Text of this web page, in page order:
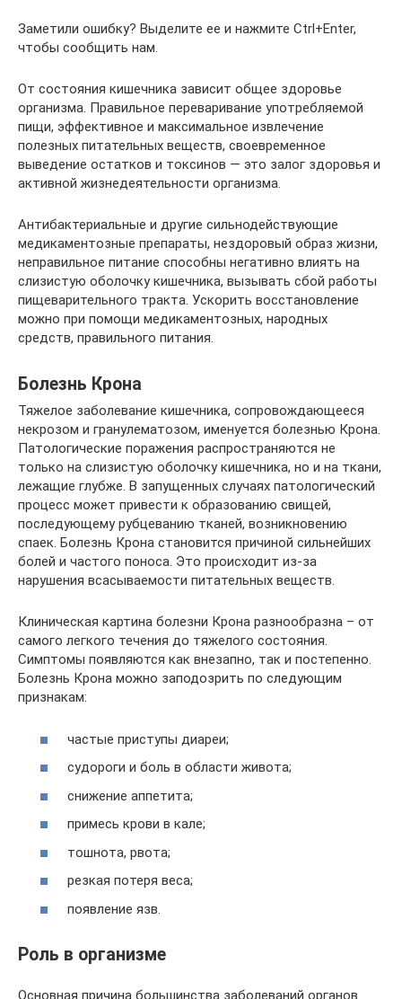
Заметили ошибку? Выделите ее и нажмите Ctrl+Enter,
чтобы сообщить нам.
От состояния кишечника зависит общее здоровье
организма. Правильное переваривание употребляемой
пищи, эффективное и максимальное извлечение
полезных питательных веществ, своевременное
выведение остатков и токсинов — это залог здоровья и
активной жизнедеятельности организма.
Антибактериальные и другие сильнодействующие
медикаментозные препараты, нездоровый образ жизни,
неправильное питание способны негативно влиять на
слизистую оболочку кишечника, вызывать сбой работы
пищеварительного тракта. Ускорить восстановление
можно при помощи медикаментозных, народных
средств, правильного питания.
Болезнь Крона
Тяжелое заболевание кишечника, сопровождающееся
некрозом и гранулематозом, именуется болезнью Крона.
Патологические поражения распространяются не
только на слизистую оболочку кишечника, но и на ткани,
лежащие глубже. В запущенных случаях патологический
процесс может привести к образованию свищей,
последующему рубцеванию тканей, возникновению
спаек. Болезнь Крона становится причиной сильнейших
болей и частого поноса. Это происходит из-за
нарушения всасываемости питательных веществ.
Клиническая картина болезни Крона разнообразна – от
самого легкого течения до тяжелого состояния.
Симптомы появляются как внезапно, так и постепенно.
Болезнь Крона можно заподозрить по следующим
признакам:
частые приступы диареи;
судороги и боль в области живота;
снижение аппетита;
примесь крови в кале;
тошнота, рвота;
резкая потеря веса;
появление язв.
Роль в организме
Основная причина большинства заболеваний органов